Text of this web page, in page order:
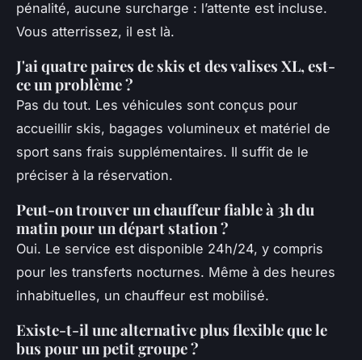
pénalité, aucune surcharge : l’attente est incluse.
Vous atterrissez, il est là.
J'ai quatre paires de skis et des valises XL, est-
ce un problème ?
Pas du tout. Les véhicules sont conçus pour
accueillir skis, bagages volumineux et matériel de
sport sans frais supplémentaires. Il suffit de le
préciser à la réservation.
Peut-on trouver un chauffeur fiable à 3h du
matin pour un départ station ?
Oui. Le service est disponible 24h/24, y compris
pour les transferts nocturnes. Même à des heures
inhabituelles, un chauffeur est mobilisé.
Existe-t-il une alternative plus flexible que le
bus pour un petit groupe ?